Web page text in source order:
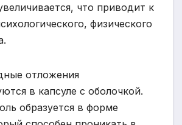
что приводит к
физического
отложения
в капсуле с оболочкой.
образуется в форме